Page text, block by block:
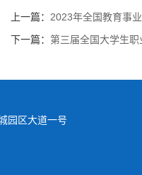
上一篇： 2023年全国教育事
下一篇： 第三届全国大学生
园区大道一号